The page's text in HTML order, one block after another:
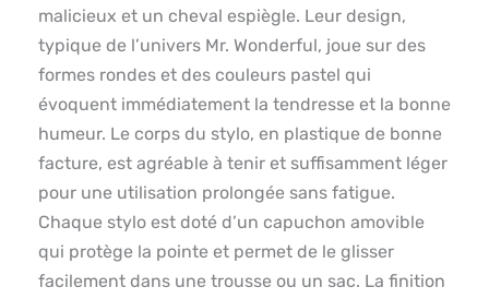
malicieux et un cheval espiègle. Leur design,
typique de l’univers Mr. Wonderful, joue sur des
formes rondes et des couleurs pastel qui
évoquent immédiatement la tendresse et la bonne
humeur. Le corps du stylo, en plastique de bonne
facture, est agréable à tenir et suffisamment léger
pour une utilisation prolongée sans fatigue.
Chaque stylo est doté d’un capuchon amovible
qui protège la pointe et permet de le glisser
facilement dans une trousse ou un sac. La finition